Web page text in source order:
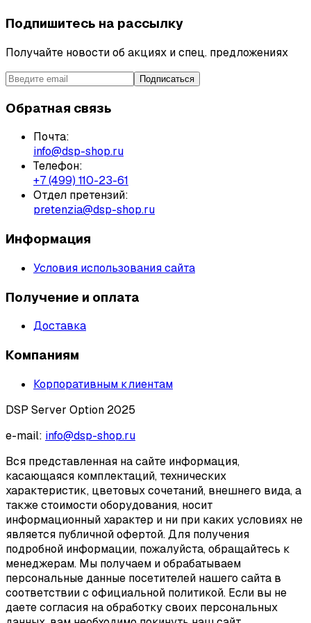
Подпишитесь на рассылку
Получайте новости об акциях и спец. предложениях
Подписаться
Обратная связь
Почта:
info@dsp-shop.ru
Телефон:
+7 (499) 110-23-61
Отдел претензий:
pretenzia@dsp-shop.ru
Информация
Условия использования сайта
Получение и оплата
Доставка
Компаниям
Корпоративным клиентам
DSP Server Option 2025
e-mail: info@dsp-shop.ru
Вся представленная на сайте информация,
касающаяся комплектаций, технических
характеристик, цветовых сочетаний, внешнего вида, а
также стоимости оборудования, носит
информационный характер и ни при каких условиях не
является публичной офертой. Для получения
подробной информации, пожалуйста, обращайтесь к
менеджерам. Мы получаем и обрабатываем
персональные данные посетителей нашего сайта в
соответствии с официальной политикой. Если вы не
даете согласия на обработку своих персональных